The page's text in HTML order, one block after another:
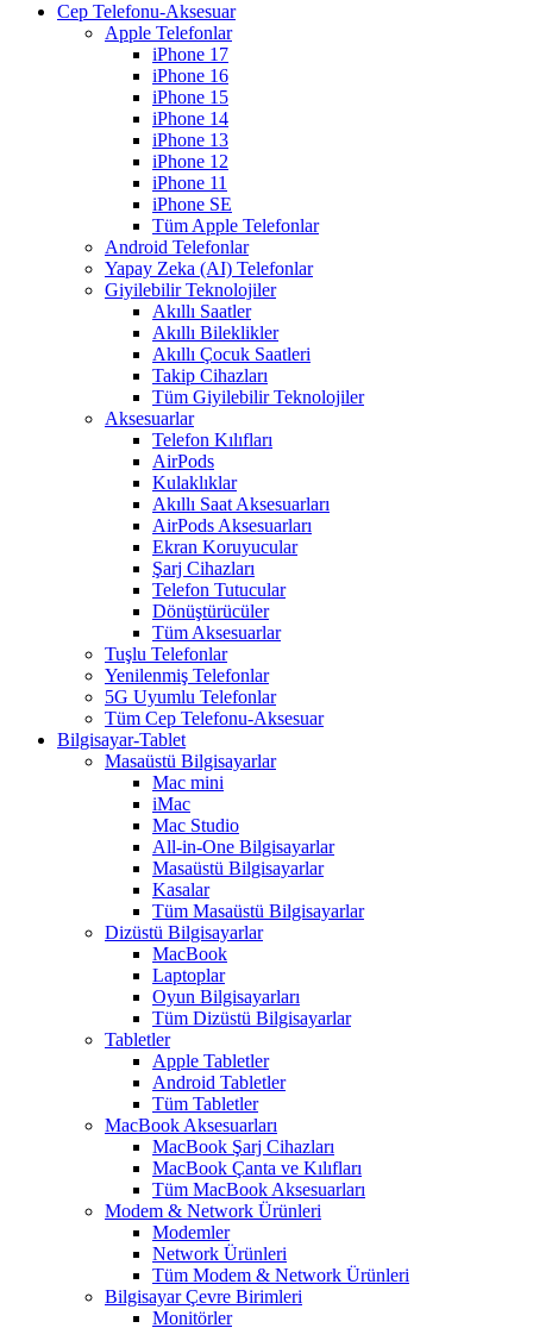
Cep Telefonu-Aksesuar
Apple Telefonlar
iPhone 17
iPhone 16
iPhone 15
iPhone 14
iPhone 13
iPhone 12
iPhone 11
iPhone SE
Tüm Apple Telefonlar
Android Telefonlar
Yapay Zeka (AI) Telefonlar
Giyilebilir Teknolojiler
Akıllı Saatler
Akıllı Bileklikler
Akıllı Çocuk Saatleri
Takip Cihazları
Tüm Giyilebilir Teknolojiler
Aksesuarlar
Telefon Kılıfları
AirPods
Kulaklıklar
Akıllı Saat Aksesuarları
AirPods Aksesuarları
Ekran Koruyucular
Şarj Cihazları
Telefon Tutucular
Dönüştürücüler
Tüm Aksesuarlar
Tuşlu Telefonlar
Yenilenmiş Telefonlar
5G Uyumlu Telefonlar
Tüm Cep Telefonu-Aksesuar
Bilgisayar-Tablet
Masaüstü Bilgisayarlar
Mac mini
iMac
Mac Studio
All-in-One Bilgisayarlar
Masaüstü Bilgisayarlar
Kasalar
Tüm Masaüstü Bilgisayarlar
Dizüstü Bilgisayarlar
MacBook
Laptoplar
Oyun Bilgisayarları
Tüm Dizüstü Bilgisayarlar
Tabletler
Apple Tabletler
Android Tabletler
Tüm Tabletler
MacBook Aksesuarları
MacBook Şarj Cihazları
MacBook Çanta ve Kılıfları
Tüm MacBook Aksesuarları
Modem & Network Ürünleri
Modemler
Network Ürünleri
Tüm Modem & Network Ürünleri
Bilgisayar Çevre Birimleri
Monitörler